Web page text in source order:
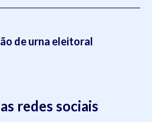
de urna eleitoral
redes sociais